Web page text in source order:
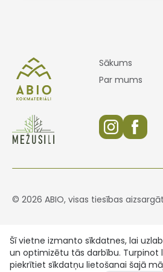
Sākums
Par mums
© 2026 ABIO, visas tiesības
Šī vietne izmanto sīkdatnes, lai
un optimizētu tās darbību. Turpinot
piekrītiet sīkdatņu lietošanai šajā